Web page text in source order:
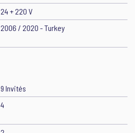
24 + 220 V
2006 / 2020 - Turkey
9 Invités
4